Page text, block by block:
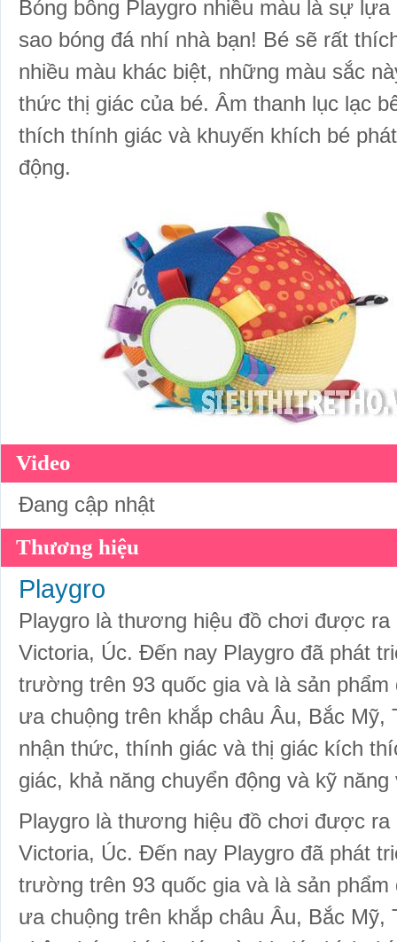
Bóng bông Playgro nhiều màu là sự
sao bóng đá nhí nhà bạn! Bé sẽ rất
nhiều màu khác biệt, những màu sắc
thức thị giác của bé. Âm thanh lục lạc
thích thính giác và khuyến khích bé
động.
Video
Đang cập nhật
Thương hiệu
Playgro
Playgro là thương hiệu đồ chơi được ra
Victoria, Úc. Đến nay Playgro đã phát
trường trên 93 quốc gia và là sản
ưa chuộng trên khắp châu Âu, Bắc
nhận thức, thính giác và thị giác kích
giác, khả năng chuyển động và kỹ năng
Playgro là thương hiệu đồ chơi được ra
Victoria, Úc. Đến nay Playgro đã phát
trường trên 93 quốc gia và là sản
ưa chuộng trên khắp châu Âu, Bắc